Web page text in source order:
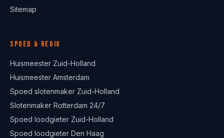
Sitemap
Spoed & regio
Huismeester Zuid-Holland
Huismeester Amsterdam
Spoed slotenmaker Zuid-Holland
Slotenmaker Rotterdam 24/7
Spoed loodgieter Zuid-Holland
Spoed loodgieter Den Haag